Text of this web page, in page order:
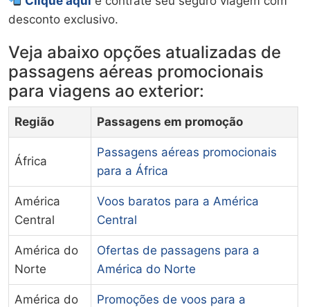
desconto exclusivo.
Veja abaixo opções atualizadas de
passagens aéreas promocionais
para viagens ao exterior:
Região Passagens em promoção
África
Passagens aéreas promocionais
para a África
América
Central
Voos baratos para a América
Central
América do
Norte
Ofertas de passagens para a
América do Norte
América do
Promoções de voos para a